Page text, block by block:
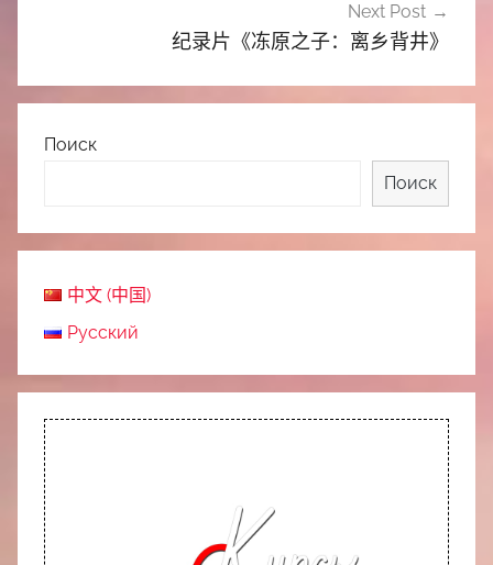
Next Post
纪录片《冻原之子：离乡背井》
Поиск
Поиск
中文 (中国)
Русский